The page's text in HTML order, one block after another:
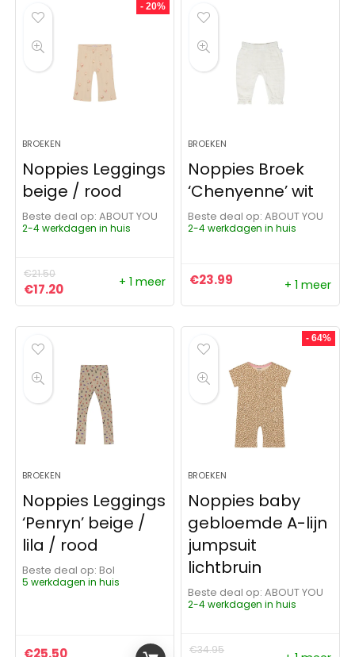
- 20%
BROEKEN
Noppies Leggings
beige / rood
Beste deal op:
ABOUT YOU
2-4 werkdagen in huis
€21.50
Oorspronkelijke prijs was: €21.50.
€17.20Huidige prijs is: €17.20.
+ 1 meer
BROEKEN
Noppies Broek
‘Chenyenne’ wit
Beste deal op:
ABOUT YOU
2-4 werkdagen in huis
€23.99 + 1 meer
BROEKEN
Noppies Leggings
‘Penryn’ beige /
lila / rood
Beste deal op:
Bol
5 werkdagen in huis
€25.50
- 64%
BROEKEN
Noppies baby
gebloemde A-lijn
jumpsuit
lichtbruin
Beste deal op:
ABOUT YOU
2-4 werkdagen in huis
€34.95